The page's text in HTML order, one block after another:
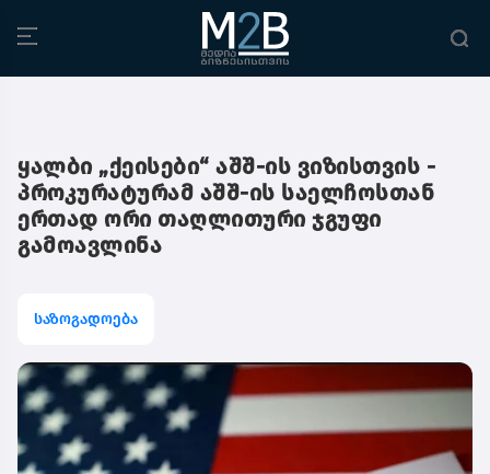
ყალბი „ქეისები“ აშშ-ის ვიზისთვის -
პროკურატურამ აშშ-ის საელჩოსთან
ერთად ორი თაღლითური ჯგუფი
გამოავლინა
საზოგადოება